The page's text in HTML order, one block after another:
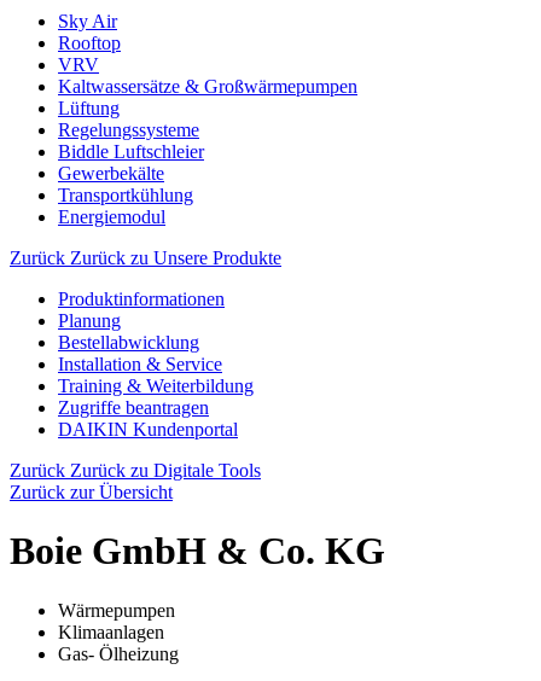
Sky Air
Rooftop
VRV
Kaltwassersätze & Großwärmepumpen
Lüftung
Regelungssysteme
Biddle Luftschleier
Gewerbekälte
Transportkühlung
Energiemodul
Zurück Zurück zu Unsere Produkte
Produktinformationen
Planung
Bestellabwicklung
Installation & Service
Training & Weiterbildung
Zugriffe beantragen
DAIKIN Kundenportal
Zurück Zurück zu Digitale Tools
Zurück zur Übersicht
Boie GmbH & Co. KG
Wärmepumpen
Klimaanlagen
Gas- Ölheizung